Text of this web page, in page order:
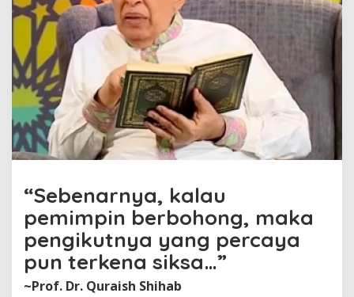
“Sebenarnya, kalau
pemimpin berbohong, maka
pengikutnya yang percaya
pun terkena siksa…”
~Prof. Dr. Quraish Shihab